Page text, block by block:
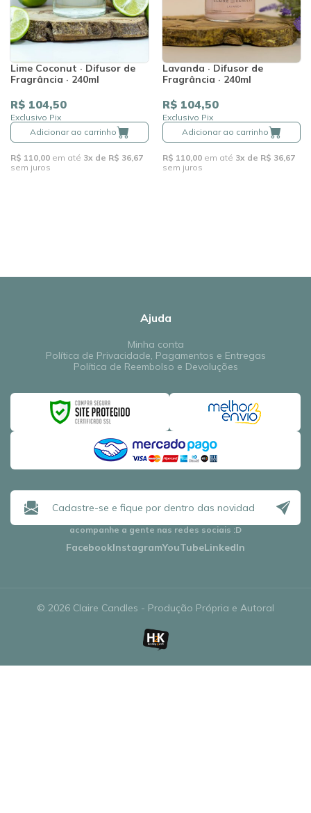
Lime Coconut · Difusor de
Fragrância · 240ml
R$ 104,50
Exclusivo Pix
Adicionar ao carrinho
R$ 110,00 em até 3x de R$ 36,67
sem juros
Lavanda · Difusor de
Fragrância · 240ml
R$ 104,50
Exclusivo Pix
Adicionar ao carrinho
R$ 110,00 em até 3x de R$ 36,67
sem juros
Ajuda
Minha conta
Política de Privacidade, Pagamentos e Entregas
Política de Reembolso e Devoluções
acompanhe a gente nas redes sociais :D
FacebookInstagramYouTubeLinkedIn
© 2026 Claire Candles - Produção Própria e Autoral